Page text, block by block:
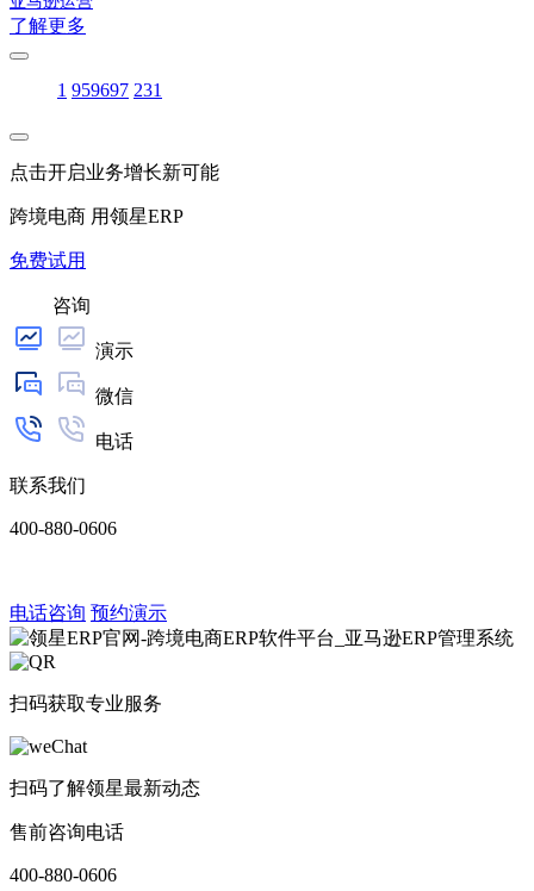
了解更多
1 959697 231
点击开启业务增长新可能
跨境电商 用领星ERP
免费试用
咨询
演示
微信
电话
联系我们
400-880-0606
电话咨询 预约演示
扫码获取专业服务
扫码了解领星最新动态
售前咨询电话
400-880-0606